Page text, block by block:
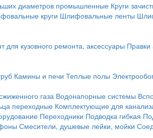
диаметров промышленные Круги
круги Шлифовальные ленты
для кузовного ремонта, аксессуары
Камины и печи Теплые полы
газа Водонапорные системы
переходные Комплектующие для
Переходники Подводка гибкая
Смесители, душевые лейки, мойки